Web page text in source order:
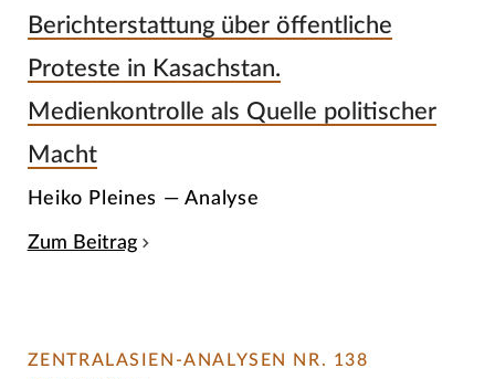
Berichterstattung über öffentliche
Proteste in Kasachstan.
Medienkontrolle als Quelle politischer
Macht
Heiko Pleines — Analyse
Zum Beitrag
ZENTRALASIEN-ANALYSEN NR. 138